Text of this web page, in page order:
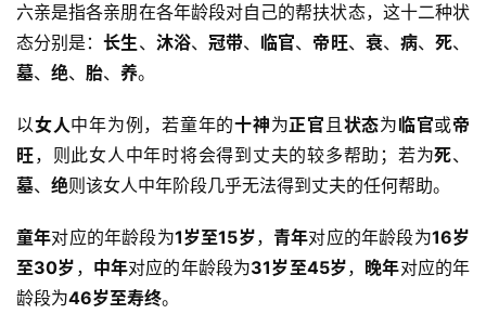
六亲是指各亲朋在各年龄段对自己的帮扶状态，这十二种状
态分别是：长生、 沐浴、 冠带、 临官、 帝旺、 衰、 病、死、
墓、 绝、 胎、 养。
以女人中年为例，若童年的十神为正官且状态为临官或帝
旺，则此女人中年时将会得到丈夫的较多帮助；若为死、
墓、 绝则该女人中年阶段几乎无法得到丈夫的任何帮助。
童年对应的年龄段为1岁至15岁，青年对应的年龄段为16岁
至30岁 ， 中年对应的年龄段为31岁至45岁， 晚年对应的年
龄段为46岁至寿终。